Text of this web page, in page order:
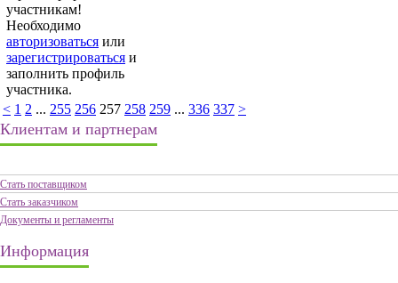
< 1 2 ... 255 256 257 258 259 ... 336 337 >
участникам!
Необходимо
авторизоваться или
зарегистрироваться и
заполнить профиль
участника.
Клиентам и партнерам
Стать поставщиком
Стать заказчиком
Документы и регламенты
Информация